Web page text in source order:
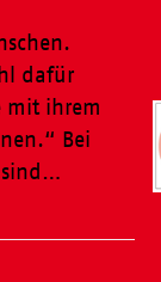
dafür
mit ihrem
Bei
sind…